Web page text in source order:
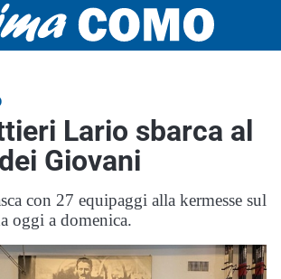
Lario sbarca al
Giovani
con 27 equipaggi alla kermesse sul
oggi a domenica.